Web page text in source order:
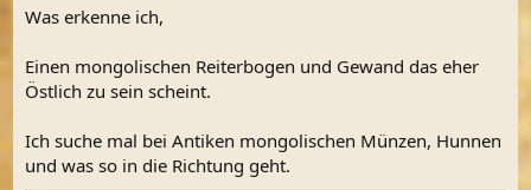
Was erkenne ich,
Einen mongolischen Reiterbogen und Gewand das eher
Östlich zu sein scheint.
Ich suche mal bei Antiken mongolischen Münzen, Hunnen
und was so in die Richtung geht.